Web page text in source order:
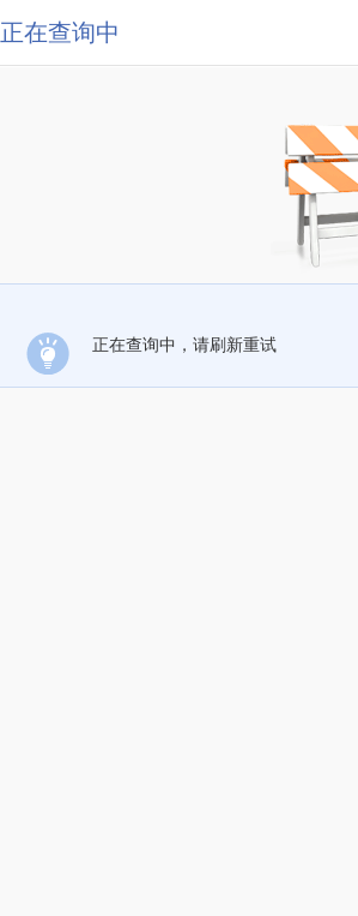
正在查询中
正在查询中，请刷新重试